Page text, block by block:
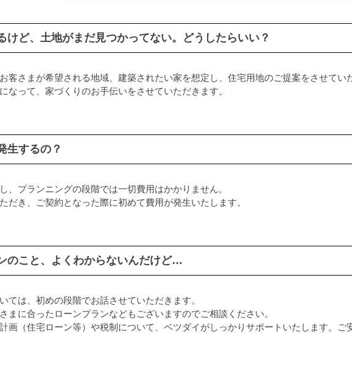
けど、土地がまだ見つかってない。どうしたらいい？
客さまが希望される地域、建築されたい家を想定し、住宅用地のご提案をさせてい
なって、家づくりのお手伝いをさせていただきます。
生するの？
、プランニングの段階では一切費用はかかりません。
だき、ご契約となった際に初めて費用が発生いたします。
のこと、よくわからないんだけど…
ては、初めの段階でお話させていただきます。
まに合ったローンプランなどもございますのでご相談ください。
画（住宅ローン等）や税制について、ベツダイがしっかりサポートいたします。ご